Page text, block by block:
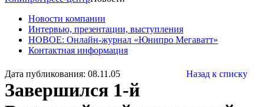
Новости компании
Интервью, презентации, выступления
НОВОЕ: Онлайн-журнал «Юнипро Мегаватт»
Контактная информация
Дата публикования: 08.11.05 Назад к списку
Завершился 1-й